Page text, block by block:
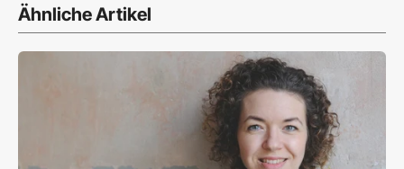
Ähnliche Artikel